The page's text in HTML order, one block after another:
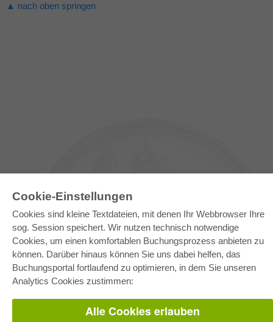
Cookie-Einstellungen
Cookies sind kleine Textdateien, mit denen Ihr Webbrowser Ihre
sog. Session speichert. Wir nutzen technisch notwendige
Cookies, um einen komfortablen Buchungsprozess anbieten zu
können. Darüber hinaus können Sie uns dabei helfen, das
Buchungsportal fortlaufend zu optimieren, in dem Sie unseren
Analytics Cookies zustimmen:
Alle Cookies erlauben
▲ nach oben springen
E-COLLECTION
Gesamtpaket
Fachbereichspakete
Bereitstellung von E-Books
Häufig gestellte Fragen (FAQ)